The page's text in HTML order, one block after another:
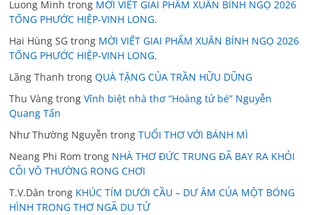
Luong Minh trong MỜI VIẾT GIAI PHẨM XUÂN BÍNH NGỌ 2026
TỐNG PHƯỚC HIỆP-VINH LONG.
Hai Hùng SG trong MỜI VIẾT GIAI PHẨM XUÂN BÍNH NGỌ 2026
TỐNG PHƯỚC HIỆP-VINH LONG.
Lãng Thanh trongQUÀ TẶNG CỦA TRẦN HỮU DŨNG
Thu Vàng trongVĩnh biệt nhà thơ “Hoàng tử bé” Nguyễn
Quang Tấn
Như Thường Nguyễn trongTUỔI THƠ VỚI BÁNH MÌ
Neang Phi Rom trong NHÀ THƠ ĐỨC TRUNG ĐÃ BAY RA KHỎI
CÕI VÔ THƯỜNG RONG CHƠI
T.V.Dân trong KHÚC TÍM DƯỚI CẦU – DƯ ÂM CỦA MỘT BÓNG
HÌNH TRONG THƠ NGÃ DU TỬ